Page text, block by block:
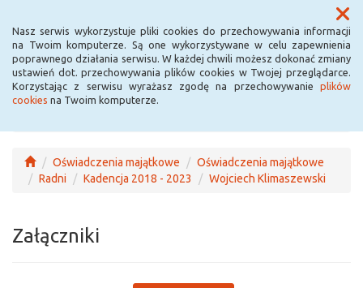
Nasz serwis wykorzystuje pliki cookies do przechowywania informacji
na Twoim komputerze. Są one wykorzystywane w celu zapewnienia
poprawnego działania serwisu. W każdej chwili możesz dokonać zmiany
ustawień dot. przechowywania plików cookies w Twojej przeglądarce.
Korzystając z serwisu wyrażasz zgodę na przechowywanie plików
cookies na Twoim komputerze.
Menu
Oświadczenia majątkowe
Oświadczenia majątkowe
Radni
Kadencja 2018 - 2023 Wojciech Klimaszewski
Załączniki